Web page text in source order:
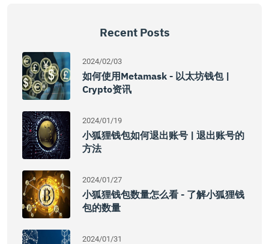
Recent Posts
2024/02/03
如何使用Metamask - 以太坊钱包 |
Crypto资讯
2024/01/19
小狐狸钱包如何退出账号 | 退出账号的
方法
2024/01/27
小狐狸钱包数量怎么看 - 了解小狐狸钱
包的数量
2024/01/31